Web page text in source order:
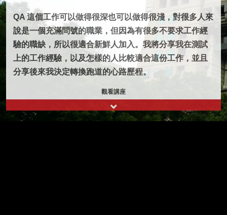
QA 這個工作可以做得很深也可以做得很淺，對很多人來
說是一個充滿問號的職業，但因為有很多不要求工作經
驗的職缺，所以很適合新鮮人加入。我將分享我在測試
上的工作經驗，以及怎樣的人比較適合這份工作，並且
分享後來我決定轉換跑道的心路歷程。
觀看講座